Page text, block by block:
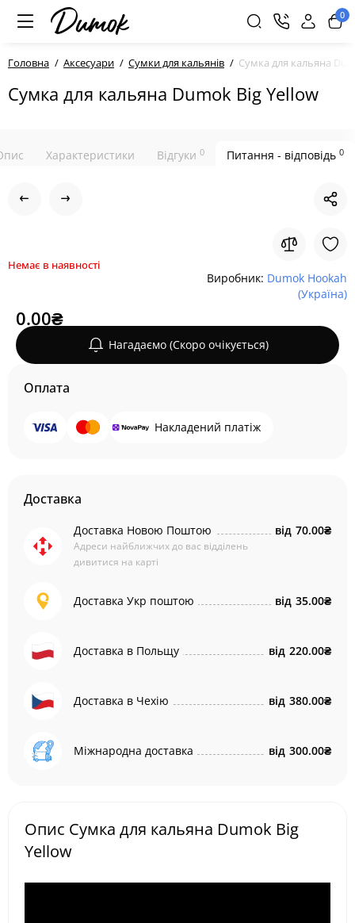
0
Головна Аксесуари Сумки для кальянів Сумка для кальяна
Сумка для кальяна Dumok Big Yellow
Характеристики Відгуки 0 Питання - відповідь 0
Немає в наявності
Виробник: Dumok Hookah
(Україна)
0.00₴
Нагадаємо (Скоро очікується)
Оплата
Накладений платіж
Доставка
Доставка Новою Поштою
Адреси найближчих до вас відділень
дивитися на карті
від 70.00₴
Доставка Укр поштою від 35.00₴
Доставка в Польщу від 220.00₴
Доставка в Чехію від 380.00₴
Міжнародна доставка від 300.00₴
Опис Сумка для кальяна Dumok Big
Yellow